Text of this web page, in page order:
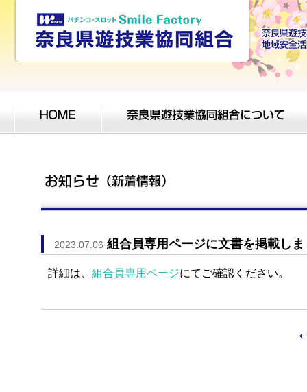
2023.07.06 組合員専用ページに文書を掲載しま
詳細は、 組合員専用ページにてご確認ください。